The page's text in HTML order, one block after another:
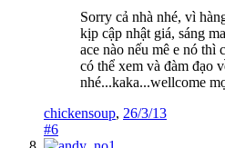
Sorry cả nhà nhé, vì
kịp cập nhật giá, sáng
ace nào nếu mê e nó thì
có thể xem và đàm đạo
nhé...kaka...wellcome
chickensoup, 26/3/13
#6